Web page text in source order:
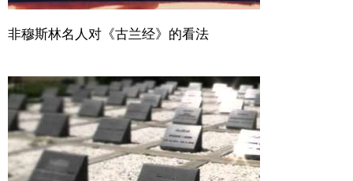
非穆斯林名人对《古兰经》的看法